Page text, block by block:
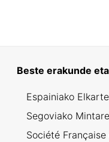
Beste erakunde
Espainiako
Segoviako
Société